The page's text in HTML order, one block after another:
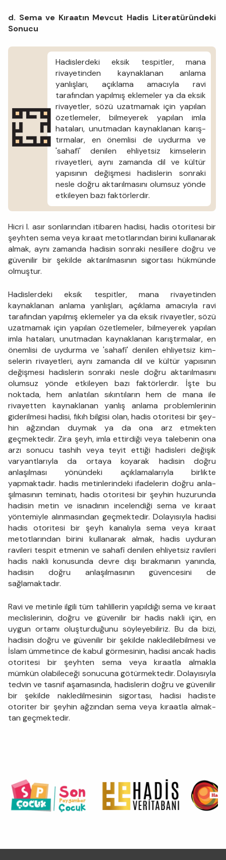
d. Sema ve Kıraatın Mevcut Hadis Literatüründeki
Sonucu
Hadislerdeki eksik tespitler, mana
rivayetinden kaynaklanan anlama
yanlışları, açıklama amacıyla ravi
tarafından yapılmış ekle­meler ya da eksik
rivayetler, sözü uzatmamak için yapılan
özetleme­ler, bilmeyerek yapılan imla
hataları, unutmadan kaynaklanan karış­
tırmalar, en önemlisi de uydurma ve
'sahafî' denilen ehliyetsiz kim­selerin
rivayetleri, aynı zamanda dil ve kültür
yapısının değişmesi hadislerin sonraki
nesle doğru aktarılmasını olumsuz yönde
etkile­yen bazı faktörlerdir.
Hicri I. asır sonlarından itibaren hadisi, hadis otoritesi bir
şeyh­ten sema veya kıraat metotlarından birini kullanarak
almak, aynı zamanda hadisin sonraki nesillere doğru ve
güvenilir bir şekilde ak­tarılmasının sigortası hükmünde
olmuştur.
Hadislerdeki eksik tespitler, mana rivayetinden
kaynaklanan anlama yanlışları, açıklama amacıyla ravi
tarafından yapılmış ekle­meler ya da eksik rivayetler, sözü
uzatmamak için yapılan özetleme­ler, bilmeyerek yapılan
imla hataları, unutmadan kaynaklanan karış­tırmalar, en
önemlisi de uydurma ve 'sahafî' denilen ehliyetsiz kim­
selerin rivayetleri, aynı zamanda dil ve kültür yapısının
değişmesi hadislerin sonraki nesle doğru aktarılmasını
olumsuz yönde etkile­yen bazı faktörlerdir. İşte bu
noktada, hem anlatılan sıkıntı­ların hem de mana ile
rivayetten kaynaklanan yanlış anlama prob­lemlerinin
giderilmesi hadisi, fıkıh bilgisi olan, hadis otoritesi bir şey­
hin ağzından duymak ya da ona arz etmekten
geçmektedir. Zira şeyh, imla ettirdiği veya talebenin ona
arzı sonucu tashih veya teyit ettiği hadisleri değişik
varyantlarıyla da ortaya koyarak hadisin doğru
anlaşılması yönündeki açıklamalarıyla birlikte
yapmaktadır. hadis metinlerindeki ifadelerin doğru anla­
şılmasının teminatı, hadis otoritesi bir şeyhin huzurunda
hadisin metin ve isnadının incelendiği sema ve kıraat
yöntemiyle alınmasın­dan geçmektedir. Dolayısıyla hadisi
hadis otoritesi bir şeyh kanalıyla sema veya kıraat
metotlarından birini kullanarak almak, hadis uyduran
ravileri tespit etmenin ve sahafî denilen ehliyetsiz ravileri
hadis nakli konu­sunda devre dışı bırakmanın yanında,
hadisin doğru anlaşılmasının güvencesini de
sağlamaktadır.
Ravi ve metinle ilgili tüm tahlillerin yapıl­dığı sema ve kıraat
meclislerinin, doğru ve güvenilir bir hadis nakli için, en
uygun ortamı oluşturduğunu söyleyebiliriz. Bu da bizi,
hadisin doğru ve güvenilir bir şekilde nakledilebilmesi ve
İslam ümmetince de kabul görmesinin, hadisi ancak hadis
otoritesi bir şeyhten sema veya kıraatla almakla
mümkün olabileceği sonucuna götürmektedir. Dolayısıyla
tedvin ve tasnif aşamasında, hadislerin doğru ve güvenilir
bir şekilde nakledilmesinin sigortası, hadisi hadiste
otoriter bir şeyhin ağzından sema veya kıraatla almak­
tan geçmektedir.